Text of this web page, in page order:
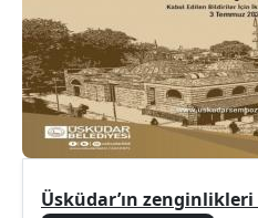
Üsküdar’ın zenginlikleri